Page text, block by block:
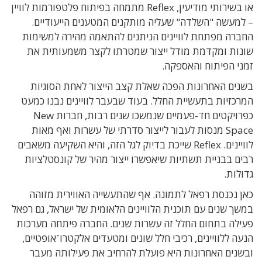
או בשירותי מודיעין, Reflex מתמחה בפיתוח פלטפורמות לוויין
– למעשה "השלדה" שעליה מותקנים המטענים הייעודיים.
החברה מפתחת לוויינים הניתנים להתאמה מהירה למשימות
שונות ומקדמת מודל ייצור שמטרתו לקצר משמעותית את
זמני הפיתוח והאספקה.
בשנים האחרונות הפכה שאלת קצב הייצור לאחת הסוגיות
המרכזיות בתעשיית החלל. בעוד שבעבר לוויינים נבנו כמעט
כפרויקטים חד-פעמיים שנמשכו שנים רבות, חברות New
Space מנסות לעבור לייצור סדרתי של עשרות ואף מאות
לוויינים. Reflex שייכת בדיוק לגל הזה, והיא השקיעה משאבים
רבים בבניית תשתיות שיאפשרו ייצור מהיר של קונסטלציות
גדולות.
כאן נכנסת רפאל לתמונה. אף שהתעשייה האווירית מזוהה
במשך שנים עם תוכנית הלוויינים הלאומית של ישראל, גם רפאל
פעילה בתחום החלל זה עשרות שנים. החברה פיתחה מערכות
הנעה ללוויינים, רכיבי חלל שונים ומטעדים אלקטרו־אופטיים,
ובשנים האחרונות היא פועלת להרחיב את פעילותה מעבר